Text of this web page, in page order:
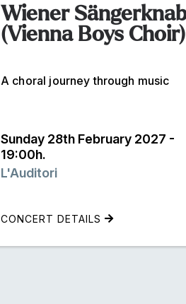
Wiener
(Vienna Boys Choir)
A choral journey through music
Sunday 28th February 2027 -
19:00h.
L'Auditori
CONCERT DETAILS